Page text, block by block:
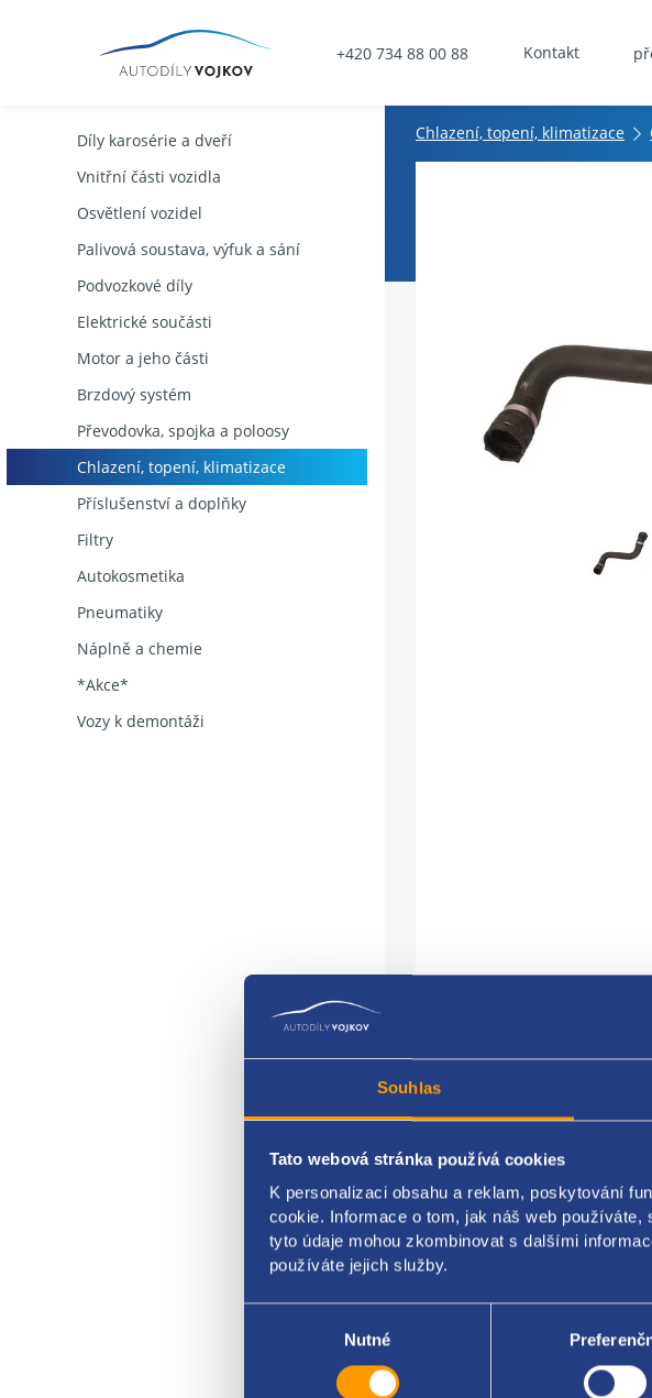
Souhlas
Tato webová stránka používá cookies
K personalizaci obsahu a reklam, poskytování
cookie. Informace o tom, jak náš web
tyto údaje mohou zkombinovat s dalšími
používáte jejich služby.
Nutné
+420 734 88 00 88 Kontakt
Díly karosérie a dveří
Vnitřní části vozidla
Osvětlení vozidel
Palivová soustava, výfuk a sání
Podvozkové díly
Elektrické součásti
Motor a jeho části
Brzdový systém
Převodovka, spojka a poloosy
Chlazení, topení, klimatizace
Příslušenství a doplňky
Filtry
Autokosmetika
Pneumatiky
Náplně a chemie
*Akce*
Vozy k demontáži
Chlazení, topení, klimatizace
vodní hadice
z chladiče dolní vývod do